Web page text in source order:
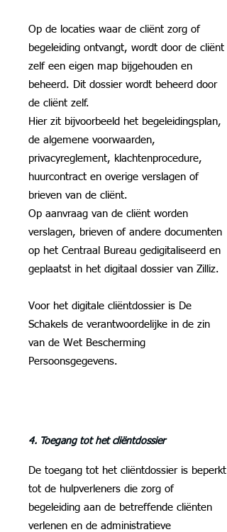
Op de locaties waar de cliënt zorg of
begeleiding ontvangt, wordt door de cliënt
zelf een eigen map bijgehouden en
beheerd. Dit dossier wordt beheerd door
de cliënt zelf.
Hier zit bijvoorbeeld het begeleidingsplan,
de algemene voorwaarden,
privacyreglement, klachtenprocedure,
huurcontract en overige verslagen of
brieven van de cliënt.
Op aanvraag van de cliënt worden
verslagen, brieven of andere documenten
op het Centraal Bureau gedigitaliseerd en
geplaatst in het digitaal dossier van Zilliz.
Voor het digitale cliëntdossier is De
Schakels de verantwoordelijke in de zin
van de Wet Bescherming
Persoonsgegevens.
4. Toegang tot het cliëntdossier
De toegang tot het cliëntdossier is beperkt
tot de hulpverleners die zorg of
begeleiding aan de betreffende cliënten
verlenen en de administratieve